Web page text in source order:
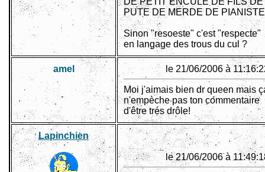
PUTE DE MERDE DE
Sinon "resoeste" c'est "respecte"
en langage des trous du cul ?
amel le 21/06/2006 à
Moi j'aimais bien dr queen mais
n'empèche pas ton commentaire
d'être trés drôle!
Lapinchien
le 21/06/2006 à